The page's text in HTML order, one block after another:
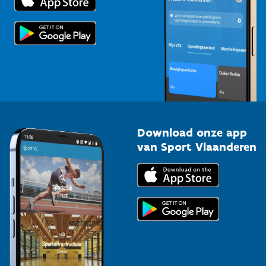
Topsporters
Download onze app
van Sport Vlaanderen